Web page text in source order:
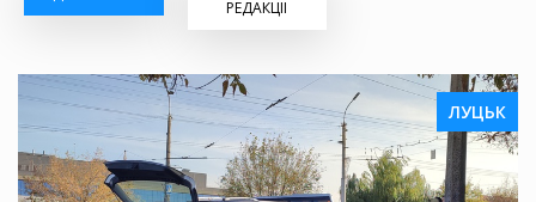
РЕДАКЦІЇ
ЛУЦЬК